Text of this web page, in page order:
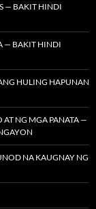
— BAKIT HINDI
— BAKIT HINDI
HULING HAPUNAN
AT NG MGA PANATA —
NA KAUGNAY NG